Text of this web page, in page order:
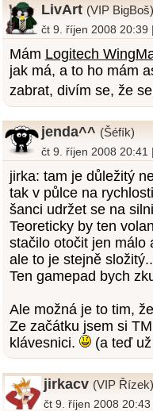
LivArt (VIP BigBoš)
čt 9. říjen 2008
Mám Logitech
jak má, a to ho mám
zabrat, divím se, že
jenda^^ (Šéfík)
čt 9. říjen 2008
jirka: tam je důležitý
tak v půlce na
šanci udržet se na
Teoreticky by ten
stačilo otočit jen málo
ale to je stejně
Ten gamepad bych
Ale možná je to tim,
Ze začátku jsem si
klávesnici.
(a teď
jirkacv (VIP Řízek)
čt 9. říjen 2008